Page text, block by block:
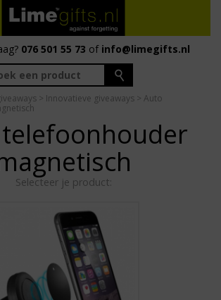
076 501 55 73 of info@limegifts.nl
> Innovatieve giveaways > Auto
Selecteer je product: